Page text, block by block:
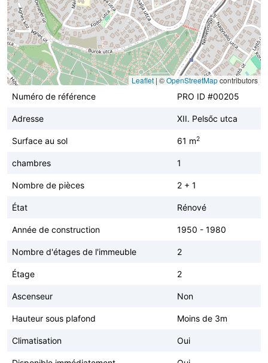
Leaflet | ©OpenStreetMapcontributors
Numéro de référence
PRO ID #00205
Adresse XII. Pelsőc utca
Surface au sol 61 m2
chambres 1
Nombre de pièces 2 + 1
État Rénové
Année de construction 1950 - 1980
Nombre d'étages de l'immeuble 2
Étage 2
Ascenseur Non
Hauteur sous plafond Moins de 3m
Climatisation Oui